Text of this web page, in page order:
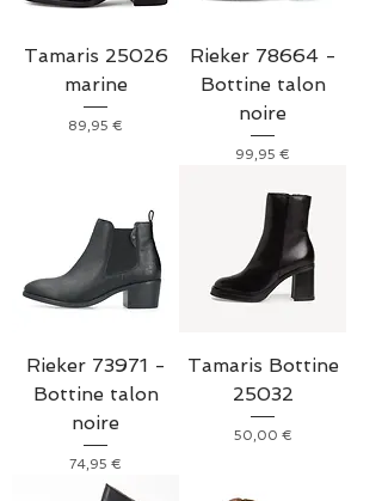
Tamaris 25026
marine
Prix
89,95 €
Rieker 78664 -
Bottine talon
noire
Prix
99,95 €
Rieker 73971 -
Bottine talon
noire
Prix
74,95 €
Tamaris Bottine
25032
Prix
50,00 €